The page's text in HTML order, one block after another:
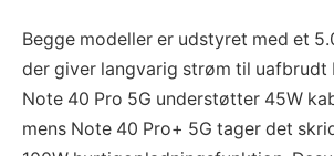
Begge modeller er udstyret med et
der giver langvarig strøm til uafbrudt
Note 40 Pro 5G understøtter 45W
mens Note 40 Pro+ 5G tager det